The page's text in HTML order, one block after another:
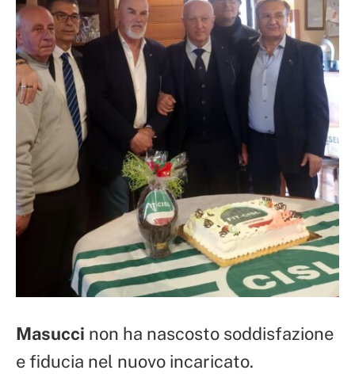
Masucci non ha nascosto soddisfazione
e fiducia nel nuovo incaricato.